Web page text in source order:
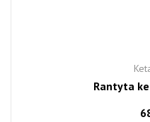
Rantyta